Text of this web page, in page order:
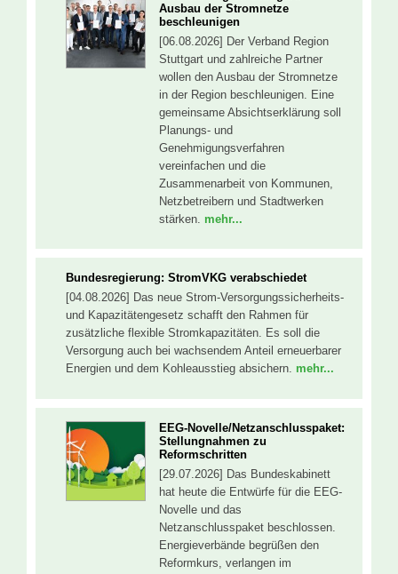
Ausbau der Stromnetze
beschleunigen
[06.08.2026] Der Verband Region
Stuttgart und zahlreiche Partner
wollen den Ausbau der Stromnetze
in der Region beschleunigen. Eine
gemeinsame Absichtserklärung soll
Planungs- und
Genehmigungsverfahren
vereinfachen und die
Zusammenarbeit von Kommunen,
Netzbetreibern und Stadtwerken
stärken. mehr...
Bundesregierung: StromVKG verabschiedet
[04.08.2026] Das neue Strom-Versorgungssicherheits-
und Kapazitätengesetz schafft den Rahmen für
zusätzliche flexible Stromkapazitäten. Es soll die
Versorgung auch bei wachsendem Anteil erneuerbarer
Energien und dem Kohleausstieg absichern. mehr...
EEG-Novelle/Netzanschlusspaket:
Stellungnahmen zu
Reformschritten
[29.07.2026] Das Bundeskabinett
hat heute die Entwürfe für die EEG-
Novelle und das
Netzanschlusspaket beschlossen.
Energieverbände begrüßen den
Reformkurs, verlangen im